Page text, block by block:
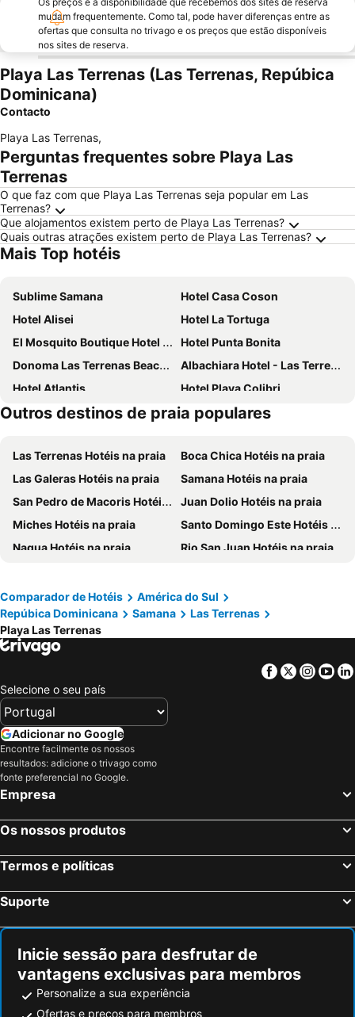
mudam frequentemente. Como tal, pode haver diferenças entre as
ofertas que consulta no trivago e os preços que estão disponíveis
nos sites de reserva.
Playa Las Terrenas (Las Terrenas, Repúbica
Dominicana)
Contacto
Playa Las Terrenas,
Perguntas frequentes sobre Playa Las
Terrenas
O que faz com que Playa Las Terrenas seja popular em Las
Terrenas?
Que alojamentos existem perto de Playa Las Terrenas?
Quais outras atrações existem perto de Playa Las Terrenas?
Mais Top hotéis
Sublime Samana
Hotel Casa Coson
Hotel Alisei
Hotel La Tortuga
El Mosquito Boutique Hotel Playa Bonita
Hotel Punta Bonita
Donoma Las Terrenas Beach Hotel & Spa, Autograph Collection
Albachiara Hotel - Las Terrenas
Hotel Atlantis
Hotel Playa Colibri
Hotel Casa Robinson
La Residencia del Paseo
Mahona Boutique Hotel
Chill Boutique Hotel
Hotel - Residencial Madrugada
Hotel Casa Pierretta
Hotel Coco Plaza
Outros destinos de praia populares
Las Terrenas Hotéis na praia
Boca Chica Hotéis na praia
Las Galeras Hotéis na praia
Samana Hotéis na praia
San Pedro de Macoris Hotéis na praia
Juan Dolio Hotéis na praia
Miches Hotéis na praia
Santo Domingo Este Hotéis na praia
Nagua Hotéis na praia
Rio San Juan Hotéis na praia
Monte Plata Town Hotéis na praia
Comparador de Hotéis
América do Sul
Repúbica Dominicana
Samana
Las Terrenas
Playa Las Terrenas
Facebook
Twitter
Selecione o seu país
Adicionar no Google
Encontre facilmente os nossos
resultados: adicione o trivago como
fonte preferencial no Google.
Empresa
Os nossos produtos
Termos e políticas
Suporte
Inicie sessão para desfrutar de
vantagens exclusivas para membros
Personalize a sua experiência
Ofertas e preços para membros